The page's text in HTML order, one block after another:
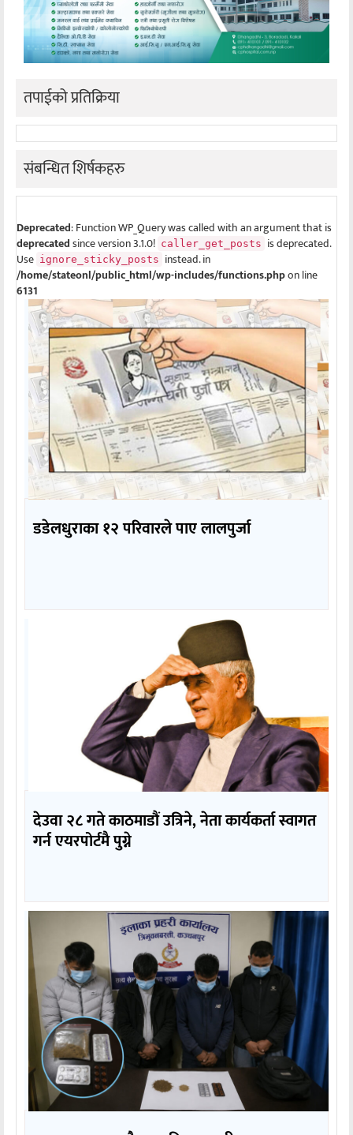
तपाईको प्रतिक्रिया
संबन्धित शिर्षकहरु
Deprecated: Function WP_Query was called with an argument that is
deprecatedsince version 3.1.0! caller_get_posts is deprecated.
Use ignore_sticky_posts instead. in
/home/stateonl/public_html/wp-includes/functions.phpon line
6131
डडेलधुराका १२ परिवारले पाए लालपुर्जा
देउवा २८ गते काठमाडौं उत्रिने, नेता कार्यकर्ता स्वागत
गर्न एयरपोर्टमै पुग्ने